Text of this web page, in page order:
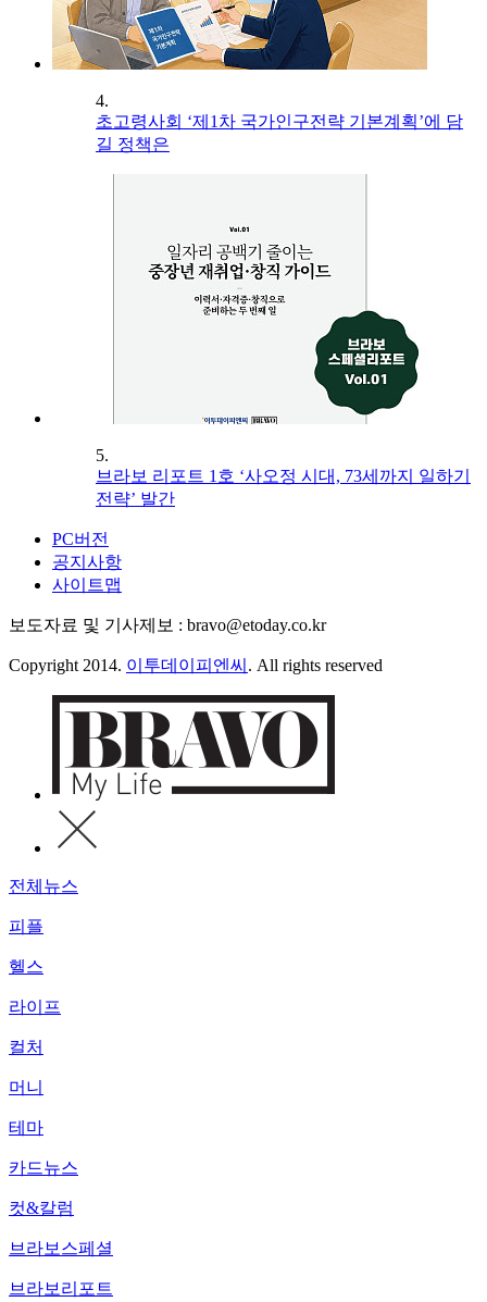
4.
초고령사회 ‘제1차 국가인구전략 기본계획’에 담
길 정책은
5.
브라보 리포트 1호 ‘사오정 시대, 73세까지 일하기
전략’ 발간
PC버전
공지사항
사이트맵
보도자료 및 기사제보 : bravo@etoday.co.kr
Copyright 2014. 이투데이피엔씨 . All rights reserved
전체뉴스
피플
헬스
라이프
컬처
머니
테마
카드뉴스
컷&칼럼
브라보스페셜
브라보리포트